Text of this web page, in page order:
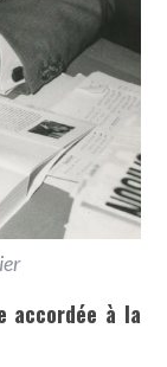
accordée à la